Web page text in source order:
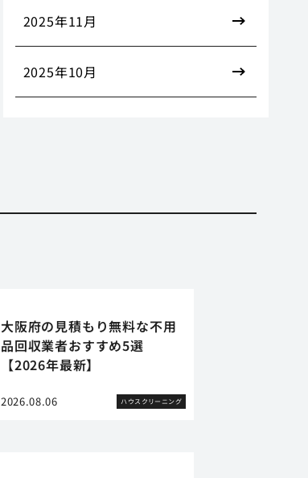
大阪府の見積もり無料な不用
品回収業者おすすめ5選
【2026年最新】
2026.08.06 ハウスクリーニング
2025年11月
2025年10月